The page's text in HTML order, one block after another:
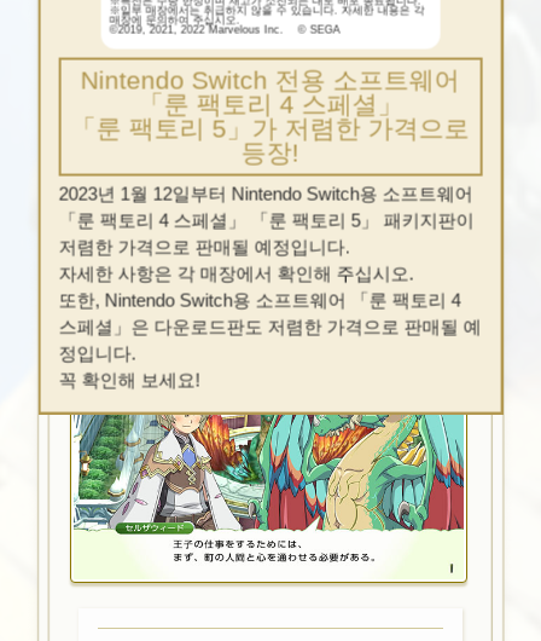
※일부 매장에서는 취급하지 않을 수 있습니다. 자세한 내용은 각
매장에 문의하여 주십시오.
©2019, 2021, 2022 Marvelous Inc. © SEGA
Nintendo Switch 전용 소프트웨어
「룬 팩토리 4 스페셜」
「룬 팩토리 5」가 저렴한 가격으로
등장!
2023년 1월 12일부터 Nintendo Switch용 소프트웨어
「룬 팩토리 4 스페셜」 「룬 팩토리 5」 패키지판이
저렴한 가격으로 판매될 예정입니다.
자세한 사항은 각 매장에서 확인해 주십시오.
또한, Nintendo Switch용 소프트웨어 「룬 팩토리 4
스페셜」은 다운로드판도 저렴한 가격으로 판매될 예
정입니다.
꼭 확인해 보세요!